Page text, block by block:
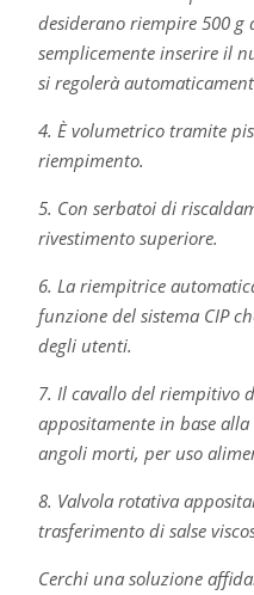
desiderano riempire 500 g
semplicemente inserire il
si regolerà
4. È volumetrico tramite
riempimento.
5. Con serbatoi di
rivestimento superiore.
6. La riempitrice
funzione del sistema CIP
degli utenti.
7. Il cavallo del riempitivo
appositamente in base
angoli morti, per uso
8. Valvola rotativa
trasferimento di salse
Cerchi una soluzione